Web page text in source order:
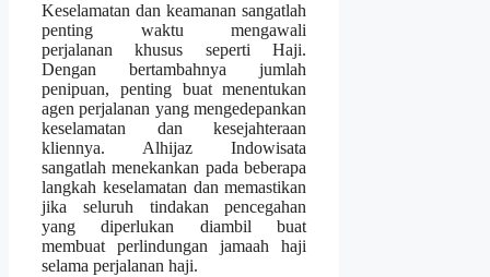
Keselamatan dan keamanan sangatlah
penting waktu mengawali
perjalanan khusus seperti Haji.
Dengan bertambahnya jumlah
penipuan, penting buat menentukan
agen perjalanan yang mengedepankan
keselamatan dan kesejahteraan
kliennya. Alhijaz Indowisata
sangatlah menekankan pada beberapa
langkah keselamatan dan memastikan
jika seluruh tindakan pencegahan
yang diperlukan diambil buat
membuat perlindungan jamaah haji
selama perjalanan haji.